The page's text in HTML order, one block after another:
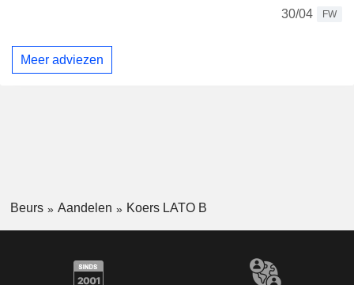
30/04
FW
Meer adviezen
Beurs Aandelen Koers LATO B